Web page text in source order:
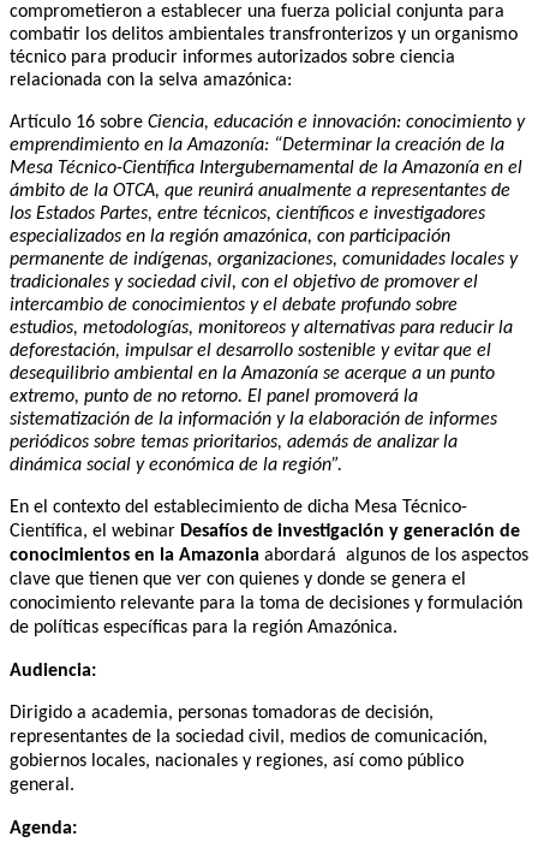
comprometieron a establecer una fuerza policial conjunta para
combatir los delitos ambientales transfronterizos y un organismo
técnico para producir informes autorizados sobre ciencia
relacionada con la selva amazónica:
Artículo 16 sobre Ciencia, educación e innovación: conocimiento y
emprendimiento en la Amazonía: “Determinar la creación de la
Mesa Técnico-Científica Intergubernamental de la Amazonía en el
ámbito de la OTCA, que reunirá anualmente a representantes de
los Estados Partes, entre técnicos, científicos e investigadores
especializados en la región amazónica, con participación
permanente de indígenas, organizaciones, comunidades locales y
tradicionales y sociedad civil, con el objetivo de promover el
intercambio de conocimientos y el debate profundo sobre
estudios, metodologías, monitoreos y alternativas para reducir la
deforestación, impulsar el desarrollo sostenible y evitar que el
desequilibrio ambiental en la Amazonía se acerque a un punto
extremo, punto de no retorno. El panel promoverá la
sistematización de la información y la elaboración de informes
periódicos sobre temas prioritarios, además de analizar la
dinámica social y económica de la región”.
En el contexto del establecimiento de dicha Mesa Técnico-
Científica, el webinar Desafíos de investigación y generación de
conocimientos en la Amazonia abordará algunos de los aspectos
clave que tienen que ver con quienes y donde se genera el
conocimiento relevante para la toma de decisiones y formulación
de políticas específicas para la región Amazónica.
Audiencia:
Dirigido a academia, personas tomadoras de decisión,
representantes de la sociedad civil, medios de comunicación,
gobiernos locales, nacionales y regiones, así como público
general.
Agenda: